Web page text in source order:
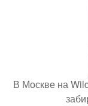
В Москве на